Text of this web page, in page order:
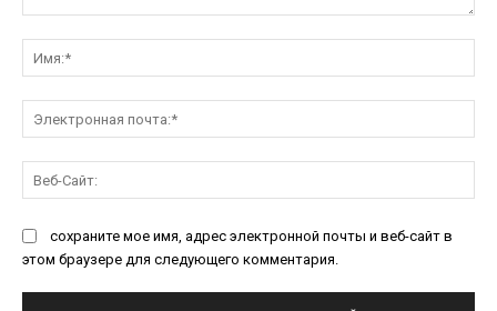
сохраните мое имя, адрес электронной почты и веб-сайт в
этом браузере для следующего комментария.